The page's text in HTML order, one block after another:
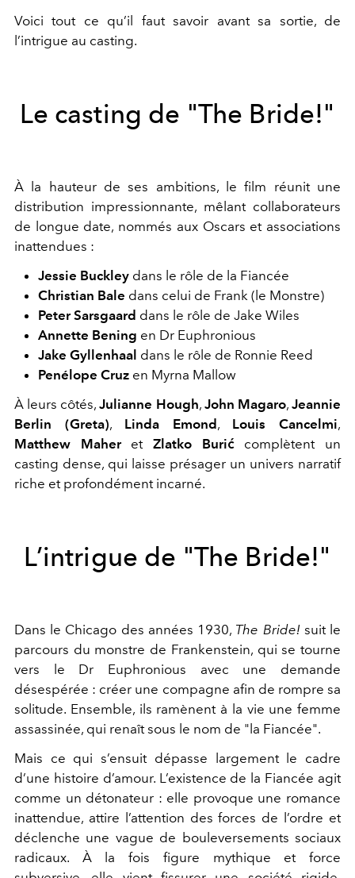
Voici tout ce qu’il faut savoir avant sa sortie, de
l’intrigue au casting.
Le casting de "The Bride!"
À la hauteur de ses ambitions, le film réunit une
distribution impressionnante, mêlant collaborateurs
de longue date, nommés aux Oscars et associations
inattendues :
Jessie Buckley dans le rôle de la Fiancée
Christian Bale dans celui de Frank (le Monstre)
Peter Sarsgaard dans le rôle de Jake Wiles
Annette Bening en Dr Euphronious
Jake Gyllenhaal dans le rôle de Ronnie Reed
Penélope Cruz en Myrna Mallow
À leurs côtés,Julianne Hough, John Magaro,Jeannie
Berlin (Greta), Linda Emond, Louis Cancelmi,
Matthew MaheretZlatko Burićcomplètent un
casting dense, qui laisse présager un univers narratif
riche et profondément incarné.
L’intrigue de "The Bride!"
Dans le Chicago des années 1930, The Bride!suit le
parcours du monstre de Frankenstein, qui se tourne
vers le Dr Euphronious avec une demande
désespérée : créer une compagne afin de rompre sa
solitude. Ensemble, ils ramènent à la vie une femme
assassinée, qui renaît sous le nom de "la Fiancée".
Mais ce qui s’ensuit dépasse largement le cadre
d’une histoire d’amour. L’existence de la Fiancée agit
comme un détonateur : elle provoque une romance
inattendue, attire l’attention des forces de l’ordre et
déclenche une vague de bouleversements sociaux
radicaux. À la fois figure mythique et force